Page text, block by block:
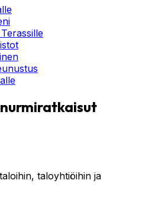
taloyhtiöihin ja